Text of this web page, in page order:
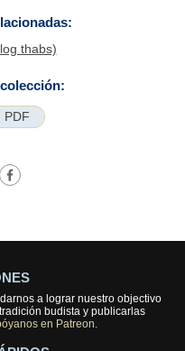
thabs)
PDF
a lograr nuestro objectivo
budista y publicarlas
en Patreon.